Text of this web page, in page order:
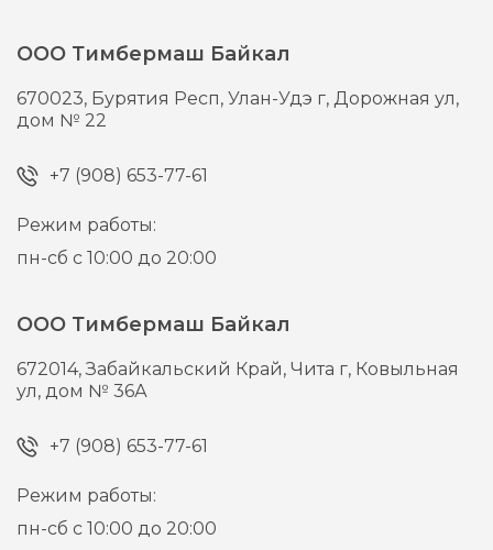
ООО Тимбермаш Байкал
670023, Бурятия Респ, Улан-Удэ г,Дорожная ул,
дом № 22
+7 (908) 653-77-61
Режим работы:
пн-сб с 10:00 до 20:00
ООО Тимбермаш Байкал
672014,Забайкальский Край, Чита г, Ковыльная
ул, дом № 36А
+7 (908) 653-77-61
Режим работы:
пн-сб с 10:00 до 20:00